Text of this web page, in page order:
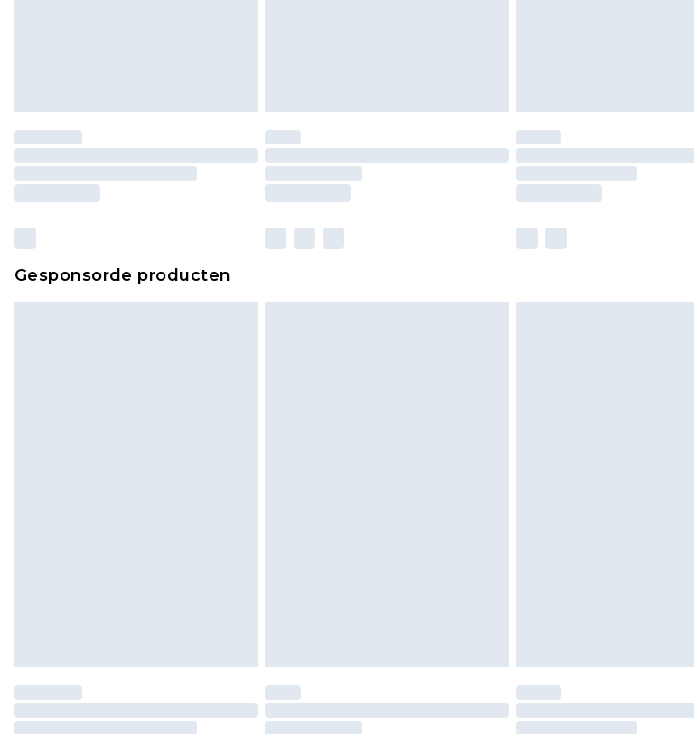
Gesponsorde producten